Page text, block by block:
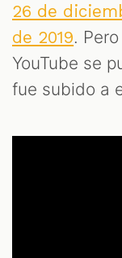
26 de
de 2019.
YouTube se
fue subido a